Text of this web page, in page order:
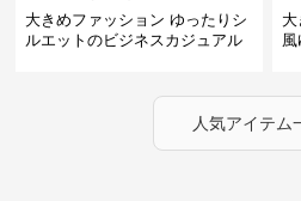
大きめファッション ゆったりシ
ルエットのビジネスカジュアル
人気アイテム